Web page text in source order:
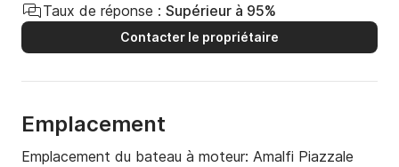
Taux de réponse : Supérieur à 95%
Contacter le propriétaire
Emplacement
Emplacement du bateau à moteur: Amalfi Piazzale